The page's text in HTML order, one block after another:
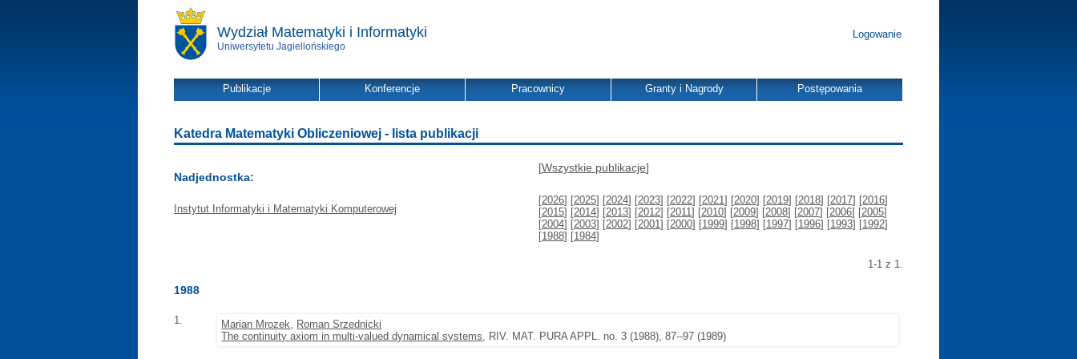
Wydział Matematyki i Informatyki
Uniwersytetu Jagiellońskiego
Logowanie
Publikacje Konferencje Pracownicy Granty i Nagrody Postępowania
Katedra Matematyki Obliczeniowej - lista publikacji
Nadjednostka:
Instytut Informatyki i Matematyki Komputerowej
[Wszystkie publikacje]
[2026] [2025] [2024] [2023] [2022] [2021] [2020] [2019] [2018] [2017] [2016]
[2015] [2014] [2013] [2012] [2011] [2010] [2009] [2008] [2007] [2006] [2005]
[2004] [2003] [2002] [2001] [2000] [1999] [1998] [1997] [1996] [1993] [1992]
[1988] [1984]
1-1 z 1.
1988
1. Marian Mrozek, Roman Srzednicki
The continuity axiom in multi-valued dynamical systems, RIV. MAT. PURA APPL. no. 3 (1988), 87--97 (1989)